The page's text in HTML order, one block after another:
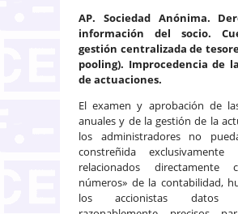
AP. Sociedad Anónima.
información del socio.
gestión centralizada de
pooling). Improcedencia de
de actuaciones.
El examen y aprobación de
anuales y de la gestión de la
los administradores no
constreñida
relacionados directamente
números» de la contabilidad,
los accionistas datos